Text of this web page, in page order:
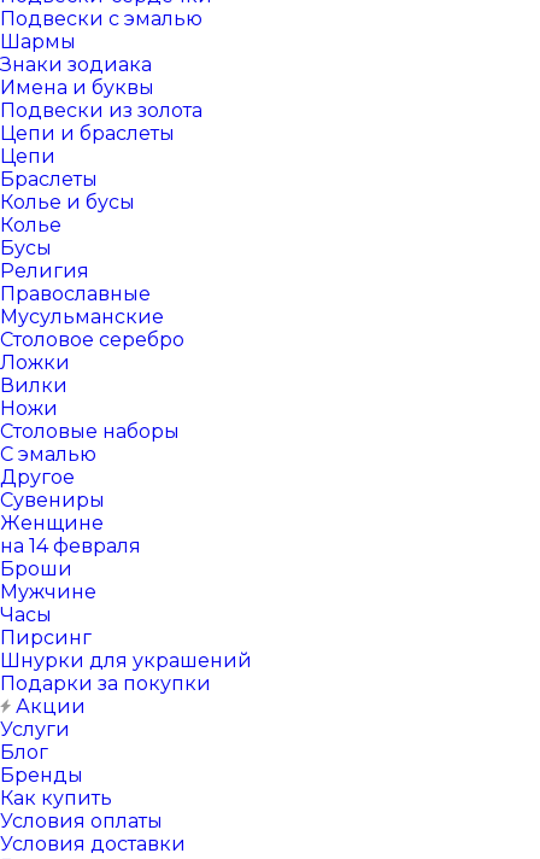
Подвески с эмалью
Шармы
Знаки зодиака
Имена и буквы
Подвески из золота
Цепи и браслеты
Цепи
Браслеты
Колье и бусы
Колье
Бусы
Религия
Православные
Мусульманские
Столовое серебро
Ложки
Вилки
Ножи
Столовые наборы
С эмалью
Другое
Сувениры
Женщине
на 14 февраля
Броши
Мужчине
Часы
Пирсинг
Шнурки для украшений
Подарки за покупки
Акции
Услуги
Блог
Бренды
Как купить
Условия оплаты
Условия доставки